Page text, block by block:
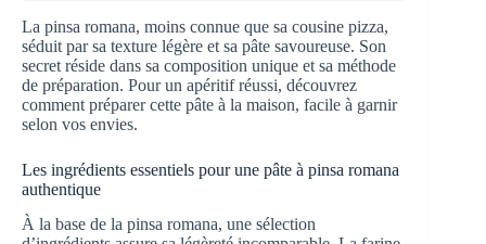
La pinsa romana, moins connue que sa cousine pizza,
séduit par sa texture légère et sa pâte savoureuse. Son
secret réside dans sa composition unique et sa méthode
de préparation. Pour un apéritif réussi, découvrez
comment préparer cette pâte à la maison, facile à garnir
selon vos envies.
Les ingrédients essentiels pour une pâte à pinsa romana
authentique
À la base de la pinsa romana, une sélection